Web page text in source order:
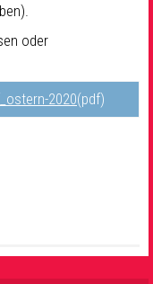
oder
2020(pdf)